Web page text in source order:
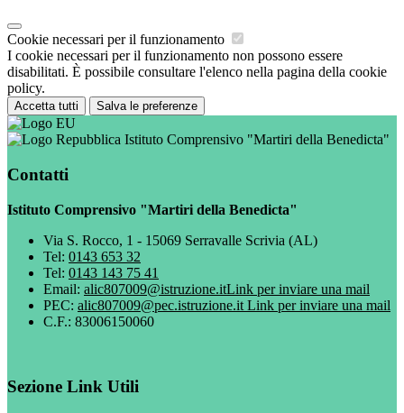
Cookie necessari per il funzionamento
I cookie necessari per il funzionamento non possono essere
disabilitati. È possibile consultare l'elenco nella pagina della cookie
policy.
Accetta tutti Salva le preferenze
Istituto Comprensivo "Martiri della Benedicta"
Contatti
Istituto Comprensivo "Martiri della Benedicta"
Via S. Rocco, 1 - 15069 Serravalle Scrivia (AL)
Tel: 0143 653 32
Tel: 0143 143 75 41
Email: alic807009@istruzione.itLink per inviare una mail
PEC: alic807009@pec.istruzione.it Link per inviare una mail
C.F.: 83006150060
Sezione Link Utili